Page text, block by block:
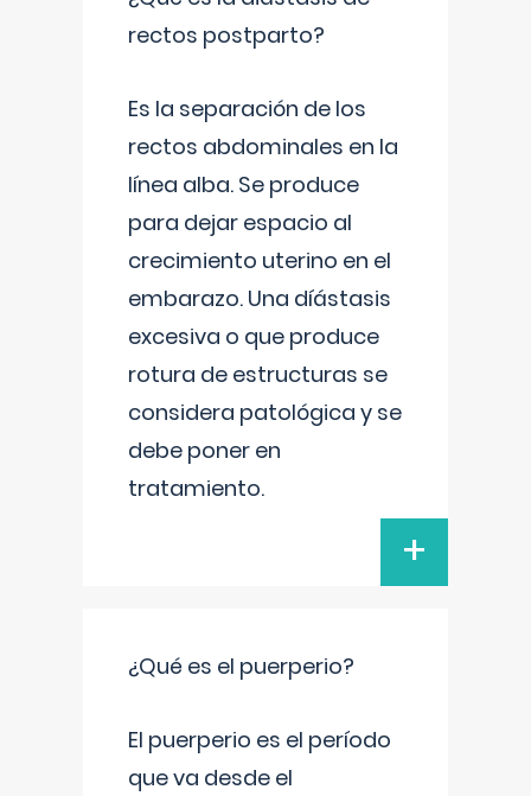
rectos postparto?
Es la separación de los
rectos abdominales en la
línea alba. Se produce
para dejar espacio al
crecimiento uterino en el
embarazo. Una díástasis
excesiva o que produce
rotura de estructuras se
considera patológica y se
debe poner en
tratamiento.
+
¿Qué es el puerperio?
El puerperio es el período
que va desde el